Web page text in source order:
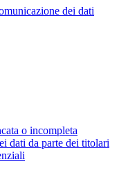
dei dati
o incompleta
dati da parte dei titolari